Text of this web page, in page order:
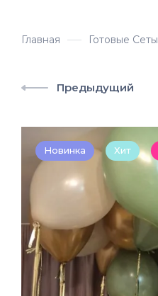
Главная Готовые Сеты
Предыдущий
Новинка Хит